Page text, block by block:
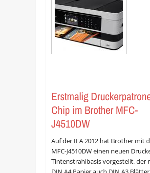
Erstmalig
Chip im Brother MFC-
J4510DW
Auf der IFA 2012 hat Brother mit
MFC-J4510DW einen neuen
Tintenstrahlbasis vorgestellt, der